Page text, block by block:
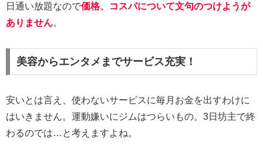
日通い放題なので価格、コスパについて文句のつけようが
ありません。
美容からエンタメまでサービス充実！
安いとは言え、使わないサービスに毎月お金を出すわけに
はいきません。運動嫌いにジムはつらいもの。3日坊主で終
わるのでは…と考えますよね。